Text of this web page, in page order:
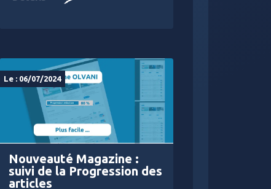
Le : 06/07/2024
Nouveauté Magazine :
suivi de la Progression des
articles